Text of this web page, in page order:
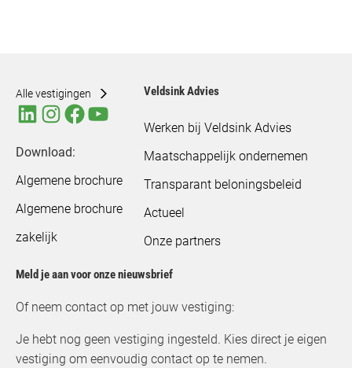
Alle vestigingen
Download:
Algemene brochure
Algemene brochure
zakelijk
Veldsink Advies
Werken bij Veldsink Advies
Maatschappelijk ondernemen
Transparant beloningsbeleid
Actueel
Onze partners
Meld je aan voor onze nieuwsbrief
Of neem contact op met jouw vestiging:
Je hebt nog geen vestiging ingesteld. Kies direct je eigen
vestiging om eenvoudig contact op te nemen.